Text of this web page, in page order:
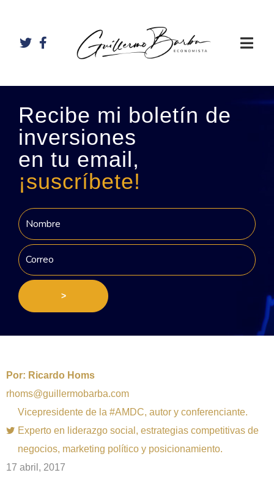
Recibe mi boletín de
inversiones
en tu email,
¡suscríbete!
>
Por: Ricardo Homs
rhoms@guillermobarba.com
Vicepresidente de la #AMDC, autor y conferenciante.
Experto en liderazgo social, estrategias competitivas de
negocios, marketing político y posicionamiento.
17 abril, 2017